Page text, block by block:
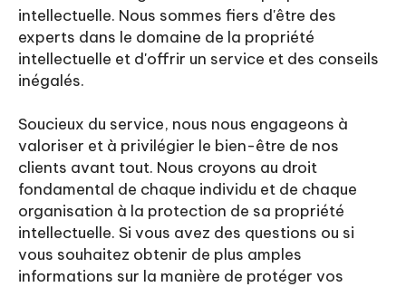
intellectuelle. Nous sommes fiers d'être des
experts dans le domaine de la propriété
intellectuelle et d'offrir un service et des conseils
inégalés.
Soucieux du service, nous nous engageons à
valoriser et à privilégier le bien-être de nos
clients avant tout. Nous croyons au droit
fondamental de chaque individu et de chaque
organisation à la protection de sa propriété
intellectuelle. Si vous avez des questions ou si
vous souhaitez obtenir de plus amples
informations sur la manière de protéger vos